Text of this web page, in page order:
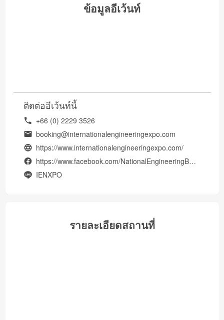
ข้อมูลอีเว้นท์
ติดต่ออีเว้นท์นี้
+66 (0) 2229 3526
booking@internationalengineeringexpo.com
https://www.internationalengineeringexpo.com/
https://www.facebook.com/NationalEngineeringByEIT
IENXPO
รายละเอียดสถานที่